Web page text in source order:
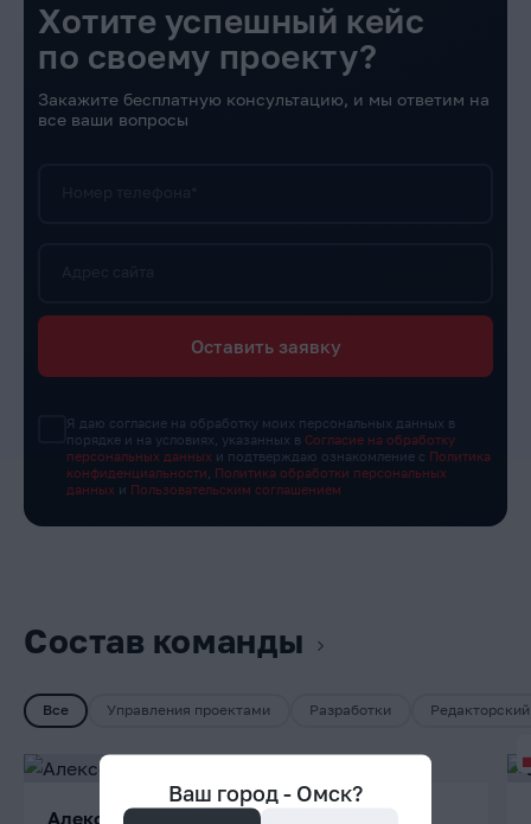
Хотите успешный кейс
по своему проекту?
Закажите бесплатную консультацию, и мы ответим на
все ваши вопросы
Оставить заявку
Я даю согласие на обработку моих персональных данных в
порядке и на условиях, указанных в Согласие на обработку
персональных данных и подтверждаю ознакомление с Политика
конфиденциальности
Политика обработки персональных
данных и Пользовательским соглашением
Состав команды
Все Управления проектами Разработки Редакторский
Алексей
Ваш город - Омск?